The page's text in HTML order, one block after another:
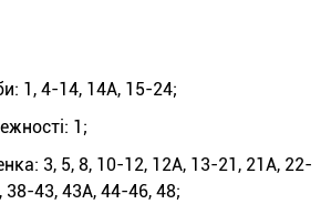
1, 4-14, 14А, 15-24;
1;
3, 5, 8, 10-12, 12А, 13-21, 21А, 22-
38-43, 43А, 44-46, 48;